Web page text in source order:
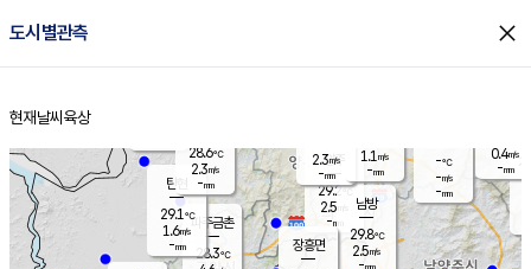
도시별관측 close
홈
현재날씨 육상
양주
29.2℃
2.5
-mm
파주금촌
28.3℃
-℃
-m/s
-mm
탄현
29.1℃
1.6m/s
-mm
0.4m/s
-mm
남방
29.8℃
2.5m/s
-mm
장흥면
2.3m/s
-mm
28.6℃
2.3m/s
-mm
1.1 m/s
-mm